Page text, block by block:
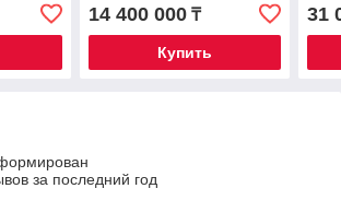
14 400 000₸
Купить
31
за последний год